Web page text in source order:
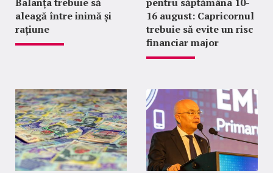
aleagă între inimă și
rațiune
16 august: Capricornul
trebuie să evite un risc
financiar major